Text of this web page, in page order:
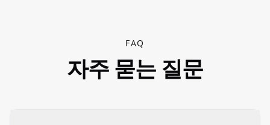
FAQ
자주 묻는 질문